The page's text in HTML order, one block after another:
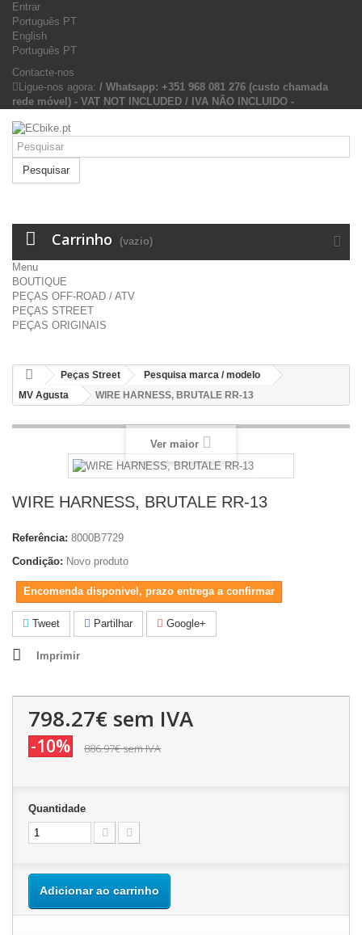
Entrar
Português PT
English
Português PT
Contacte-nos
Ligue-nos agora: / Whatsapp: +351 968 081 276 (custo chamada
rede móvel) - VAT NOT INCLUDED / IVA NÃO INCLUIDO -
Pesquisar
Carrinho (vazio)
Menu
BOUTIQUE
PEÇAS OFF-ROAD / ATV
PEÇAS STREET
PEÇAS ORIGINAIS
Peças Street
Pesquisa marca / modelo
MV Agusta
WIRE HARNESS, BRUTALE RR-13
Ver maior
WIRE HARNESS, BRUTALE RR-13
Referência: 8000B7729
Condição: Novo produto
Encomenda disponivel, prazo entrega a confirmar
Tweet Partilhar Google+
Imprimir
798.27€ sem IVA
-10% 886.97€sem IVA
Quantidade
Adicionar ao carrinho